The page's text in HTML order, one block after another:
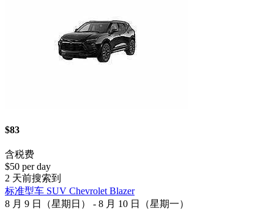
$83
含税费
$50 per day
2 天前搜索到
标准型车 SUV Chevrolet Blazer
8 月 9 日（星期日） - 8 月 10 日（星期一）